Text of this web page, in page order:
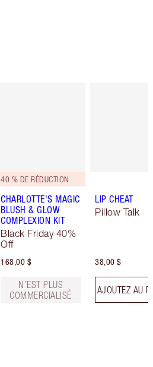
40 % DE RÉDUCTION
CHARLOTTE'S MAGIC
BLUSH & GLOW
COMPLEXION KIT
Black Friday 40%
Off
168,00 $
N’EST PLUS
COMMERCIALISÉ
LIP CHEAT
Pillow Talk
38,00 $
AJOUTEZ AU